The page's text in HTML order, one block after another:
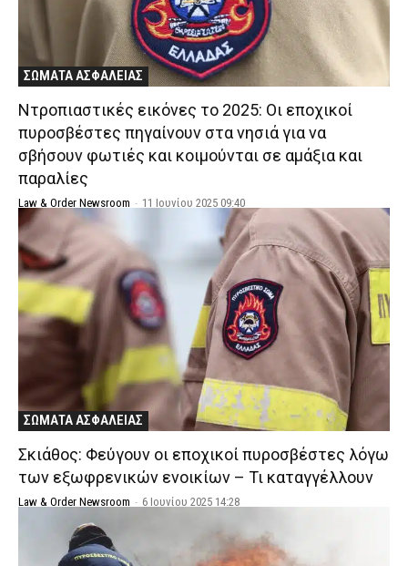
ΣΩΜΑΤΑ ΑΣΦΑΛΕΙΑΣ
Ντροπιαστικές εικόνες το 2025: Οι εποχικοί
πυροσβέστες πηγαίνουν στα νησιά για να
σβήσουν φωτιές και κοιμούνται σε αμάξια και
παραλίες
Law & Order Newsroom - 11 Ιουνίου 2025 09:40
ΣΩΜΑΤΑ ΑΣΦΑΛΕΙΑΣ
Σκιάθος: Φεύγουν οι εποχικοί πυροσβέστες λόγω
των εξωφρενικών ενοικίων – Τι καταγγέλλουν
Law & Order Newsroom - 6 Ιουνίου 2025 14:28